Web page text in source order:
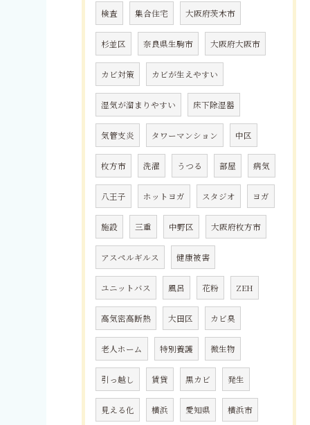
検査 集合住宅 大阪府茨木市
杉並区 奈良県生駒市 大阪府大阪市
カビ対策 カビが生えやすい
湿気が溜まりやすい 床下除湿器
気管支炎 タワーマンション 中区
枚方市 洗濯 うつる 部屋 病気
八王子 ホットヨガ スタジオ ヨガ
施設 三重 中野区 大阪府枚方市
アスペルギルス 健康被害
ユニットバス 風呂 花粉 ZEH
高気密高断熱 大田区 カビ臭
老人ホーム 特別養護 微生物
引っ越し 賃貸 黒カビ 発生
見える化 横浜 愛知県 横浜市